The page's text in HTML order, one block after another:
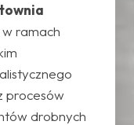
ramach
procesów
drobnych